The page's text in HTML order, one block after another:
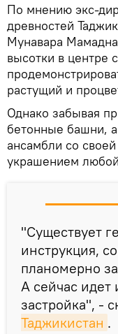
По мнению экс-
древностей
Мунавара
высотки в центре
растущий и
Однако забывая
бетонные башни,
ансамбли со
украшением
"Существует
инструкция,
планомерно
А сейчас идет
застройка", -
Таджикистан .